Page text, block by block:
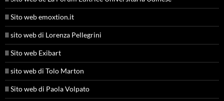
Il Sito web emoxtion.it
Il sito web di Lorenza Pellegrini
Il Sito web Exibart
Il sito web di Tolo Marton
Il Sito web di Paola Volpato